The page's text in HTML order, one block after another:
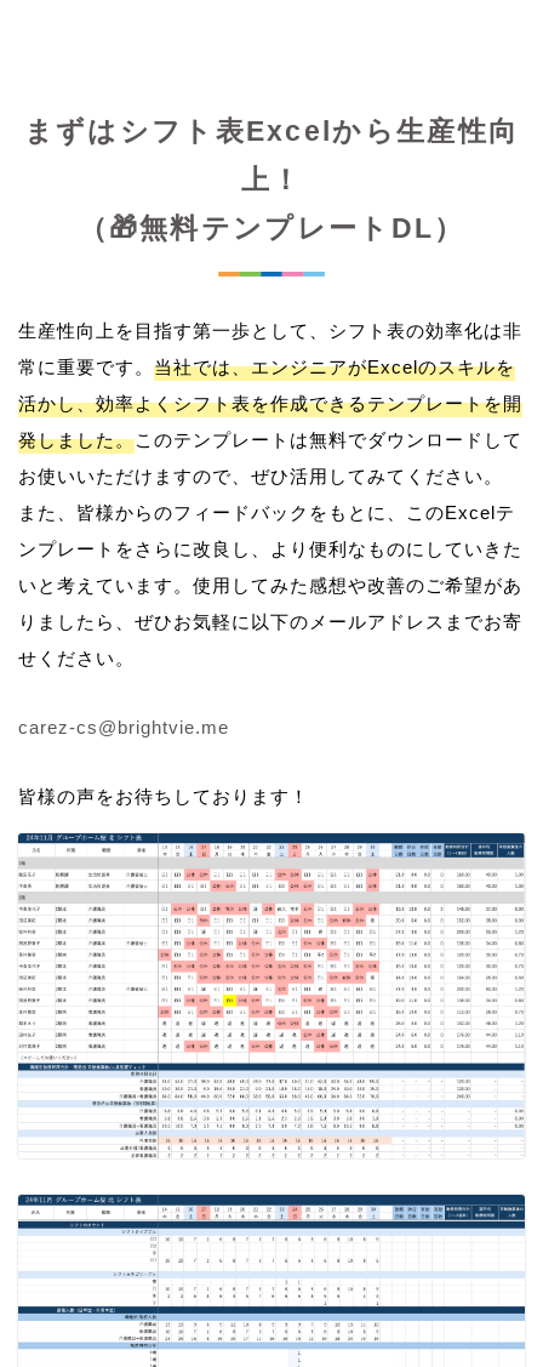
まずはシフト表Excelから生産性向
上！
（🎁無料テンプレートDL）
生産性向上を目指す第一歩として、シフト表の効率化は非
常に重要です。 当社では、エンジニアがExcelのスキルを
活かし、効率よくシフト表を作成できるテンプレートを開
発しました。このテンプレートは無料でダウンロードして
お使いいただけますので、ぜひ活用してみてください。
また、皆様からのフィードバックをもとに、このExcelテ
ンプレートをさらに改良し、より便利なものにしていきた
いと考えています。使用してみた感想や改善のご希望があ
りましたら、ぜひお気軽に以下のメールアドレスまでお寄
せください。
carez-cs@brightvie.me
皆様の声をお待ちしております！